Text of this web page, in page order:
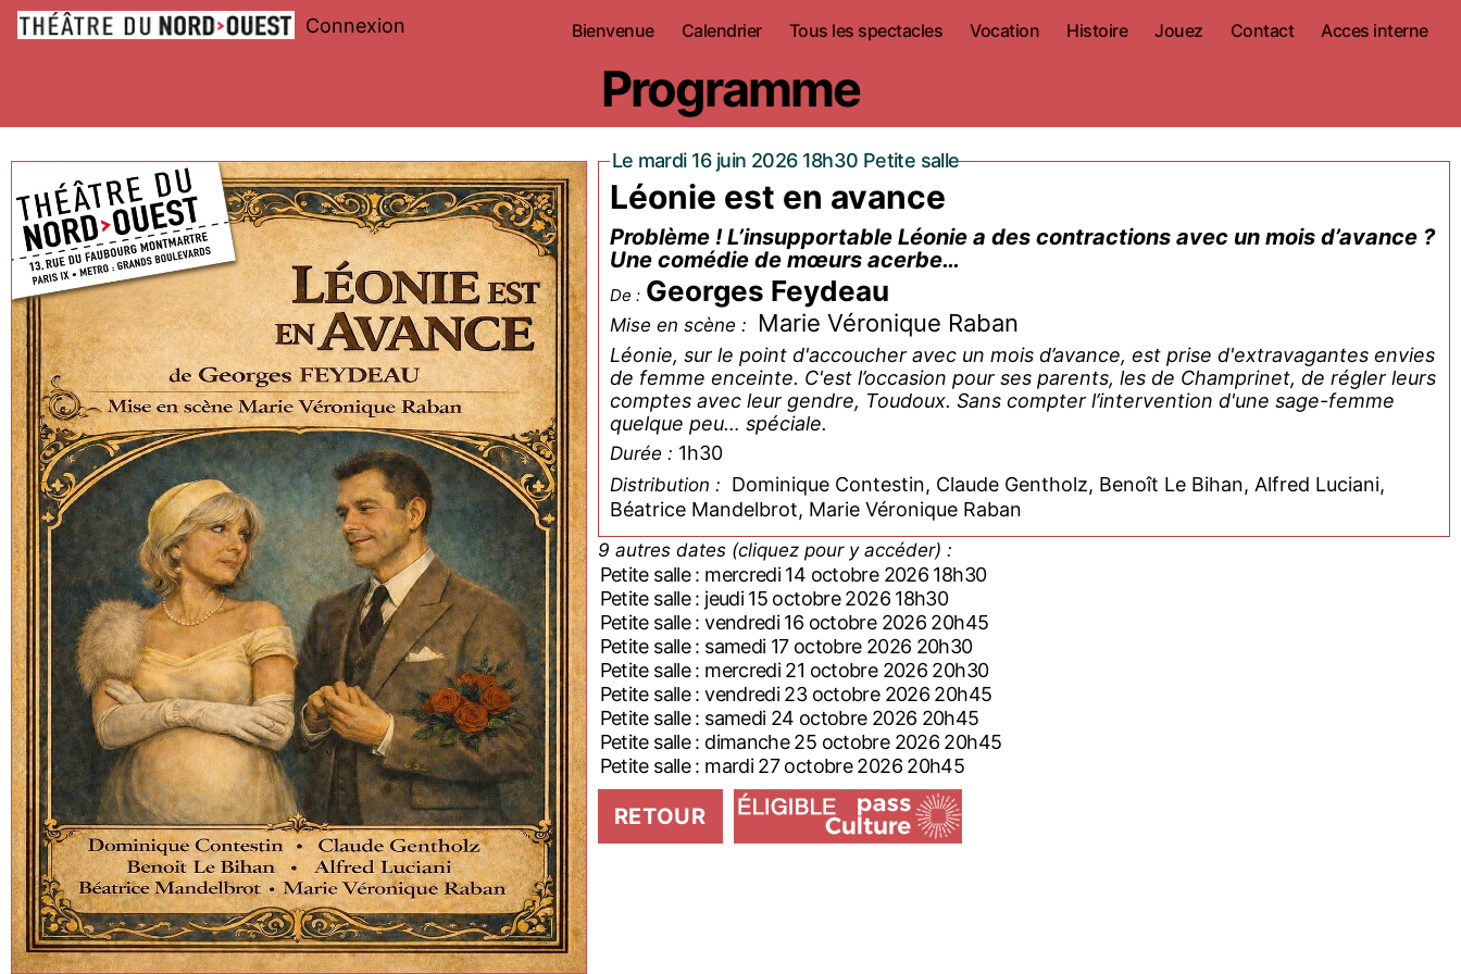
Connexion Bienvenue Calendrier Tous les spectacles Vocation Histoire Jouez Contact Acces interne
Programme
Le mardi 16 juin 2026 18h30 Petite salle
Léonie est en avance
Problème ! L’insupportable Léonie a des contractions avec un mois d’avance ?
Une comédie de mœurs acerbe…
De : Georges Feydeau
Mise en scène : Marie Véronique Raban
Léonie, sur le point d'accoucher avec un mois d’avance, est prise d'extravagantes envies
de femme enceinte. C'est l’occasion pour ses parents, les de Champrinet, de régler leurs
comptes avec leur gendre, Toudoux. Sans compter l’intervention d'une sage-femme
quelque peu… spéciale.
Durée : 1h30
Distribution : Dominique Contestin, Claude Gentholz, Benoît Le Bihan, Alfred Luciani,
Béatrice Mandelbrot, Marie Véronique Raban
9 autres dates (cliquez pour y accéder) :
Petite salle : mercredi 14 octobre 2026 18h30
Petite salle : jeudi 15 octobre 2026 18h30
Petite salle : vendredi 16 octobre 2026 20h45
Petite salle : samedi 17 octobre 2026 20h30
Petite salle : mercredi 21 octobre 2026 20h30
Petite salle : vendredi 23 octobre 2026 20h45
Petite salle : samedi 24 octobre 2026 20h45
Petite salle : dimanche 25 octobre 2026 20h45
Petite salle : mardi 27 octobre 2026 20h45